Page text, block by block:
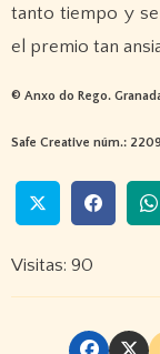
tanto tiempo y
el premio tan
© Anxo do Rego.
Safe Creative núm.:
Visitas: 90